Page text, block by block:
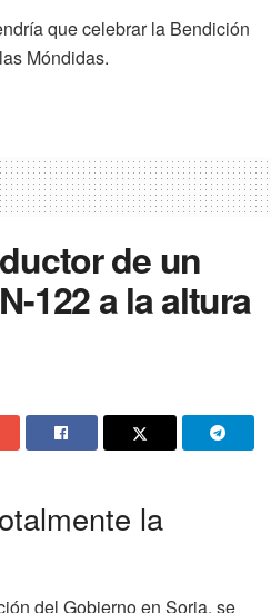
que celebrar la Bendición
Móndidas.
de un
122 a la altura
la
del Gobierno en Soria, se